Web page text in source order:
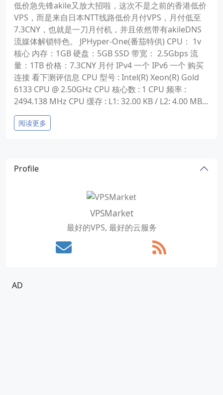
低价急先锋akile又放大招啦，这次不是之前的香港低价
VPS，而是来自日本NTT线路低价月付VPS，月付低至
7.3CNY，也就是一刀月付机，并且依然带有akileDNS
流媒体解锁特色。 JPHyper-One(番茄特供) CPU： 1v
核心 内存：1GB 硬盘：5GB SSD 带宽： 2.5Gbps 流
量：1TB 价格：7.3CNY 月付 IPv4 一个 IPv6 一个 购买
连接 看下测评信息 CPU 型号 : Intel(R) Xeon(R) Gold
6133 CPU @ 2.50GHz CPU 核心数 : 1 CPU 频率 :
2494.138 MHz CPU 缓存 : L1: 32.00 KB / L2: 4.00 MB...
阅读更多
Profile
VPSMarket
最好的VPS, 最好的云服务
AD